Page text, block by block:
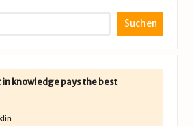
Suchen
knowledge pays the best